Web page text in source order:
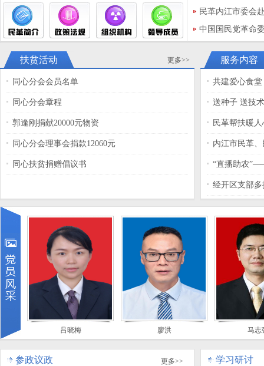
民”主题教育观影
民革内江市委会
设学习交流活动
中国国民党革命
扶贫活动 更多>>
同心分会会员名单
同心分会章程
郭逢刚捐献20000元物资
同心分会理事会捐款12060元
同心扶贫捐赠倡议书
服务内容
共建爱心食
送种子 送技
内江市民革
人
“直播助农
提供新模式
经开区支部
展
参政议政 更多>> 学习研讨